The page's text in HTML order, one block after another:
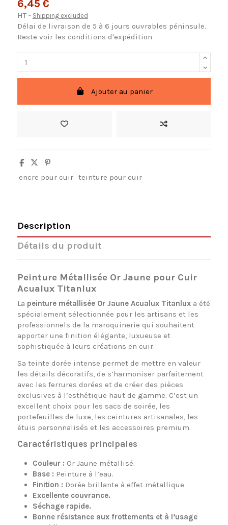
6,45 €
HT Shipping excluded
Délai de livraison de 5 à 6 jours ouvrables péninsule.
Reste voir les conditions d'expédition
Ajouter au panier
encre pour cuir teinture pour cuir
Description
Détails du produit
Peinture Métallisée Or Jaune pour Cuir
Acualux Titanlux
La peinture métallisée Or Jaune Acualux Titanluxa été
spécialement sélectionnée pour les artisans et les
professionnels de la maroquinerie qui souhaitent
apporter une finition élégante, luxueuse et
sophistiquée à leurs créations en cuir.
Sa teinte dorée intense permet de mettre en valeur
les détails décoratifs, de s’harmoniser parfaitement
avec les ferrures dorées et de créer des pièces
exclusives à l’esthétique haut de gamme. C’est un
excellent choix pour les sacs de soirée, les
portefeuilles de luxe, les ceintures artisanales, les
étuis personnalisés et les accessoires premium.
Caractéristiques principales
Couleur : Or Jaune métallisé.
Base : Peinture à l’eau.
Finition : Dorée brillante à effet métallique.
Excellente couvrance.
Séchage rapide.
Bonne résistance aux frottements et à l’usage